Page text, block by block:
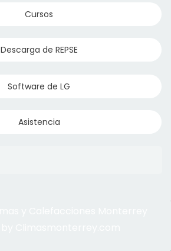
Cursos
Descarga de REPSE
Software de LG
Asistencia